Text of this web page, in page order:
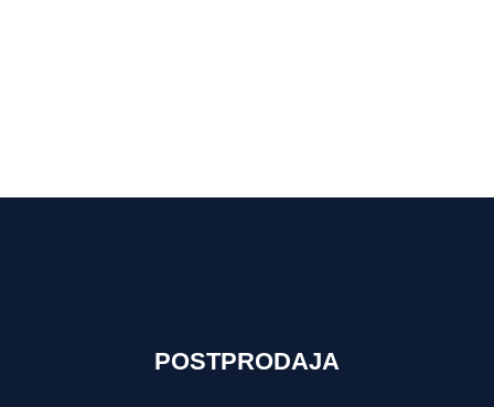
POSTPRODAJA